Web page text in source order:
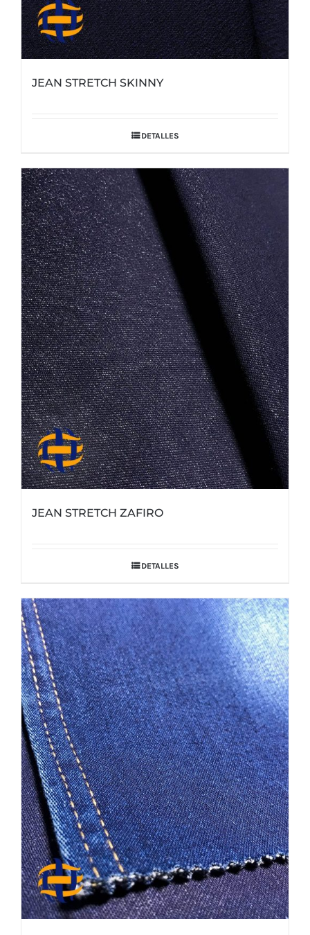
JEAN STRETCH SKINNY
DETALLES
JEAN STRETCH ZAFIRO
DETALLES